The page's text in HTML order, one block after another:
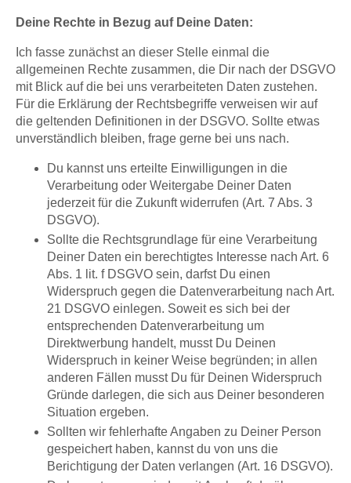
Deine Rechte in Bezug auf Deine Daten:
Ich fasse zunächst an dieser Stelle einmal die
allgemeinen Rechte zusammen, die Dir nach der DSGVO
mit Blick auf die bei uns verarbeiteten Daten zustehen.
Für die Erklärung der Rechtsbegriffe verweisen wir auf
die geltenden Definitionen in der DSGVO. Sollte etwas
unverständlich bleiben, frage gerne bei uns nach.
Du kannst uns erteilte Einwilligungen in die
Verarbeitung oder Weitergabe Deiner Daten
jederzeit für die Zukunft widerrufen (Art. 7 Abs. 3
DSGVO).
Sollte die Rechtsgrundlage für eine Verarbeitung
Deiner Daten ein berechtigtes Interesse nach Art. 6
Abs. 1 lit. f DSGVO sein, darfst Du einen
Widerspruch gegen die Datenverarbeitung nach Art.
21 DSGVO einlegen. Soweit es sich bei der
entsprechenden Datenverarbeitung um
Direktwerbung handelt, musst Du Deinen
Widerspruch in keiner Weise begründen; in allen
anderen Fällen musst Du für Deinen Widerspruch
Gründe darlegen, die sich aus Deiner besonderen
Situation ergeben.
Sollten wir fehlerhafte Angaben zu Deiner Person
gespeichert haben, kannst du von uns die
Berichtigung der Daten verlangen (Art. 16 DSGVO).